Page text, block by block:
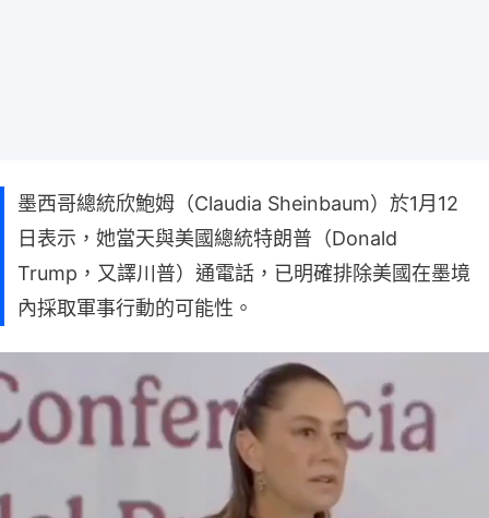
墨西哥總統欣鮑姆（Claudia Sheinbaum）於1月12
日表示，她當天與美國總統特朗普（Donald
Trump，又譯川普）通電話，已明確排除美國在墨境
內採取軍事行動的可能性。